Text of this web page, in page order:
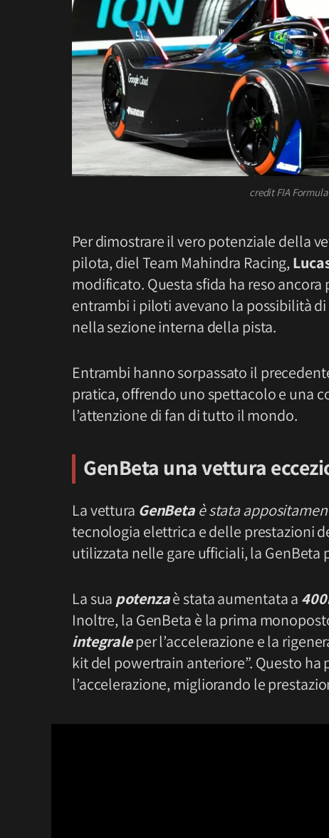
credit FIA
Per dimostrare il vero potenziale della
pilota, diel Team Mahindra Racing,
modificato. Questa sfida ha reso
entrambi i piloti avevano la possibilità
nella sezione interna della pista.
Entrambi hanno sorpassato il
pratica, offrendo uno spettacolo e una
l’attenzione di fan di tutto il mondo.
GenBeta una vettura
La vettura GenBeta è stata
tecnologia elettrica e delle prestazioni
utilizzata nelle gare ufficiali, la
La sua potenzaè stata aumentata a
Inoltre, la GenBeta è la prima
integraleper l’accelerazione e la
kit del powertrain anteriore”. Questo
l’accelerazione, migliorando le